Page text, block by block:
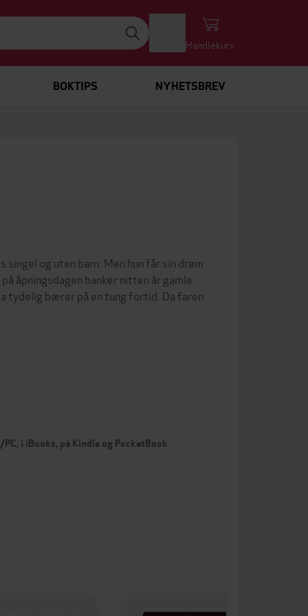
Handlekurv
BOKTIPS NYHETSBREV
og uten barn. Men hun får sin drøm
åpningsdagen banker nitten år gamle
tydelig bærer på en tung fortid. Da faren
i iBooks, på Kindle og PocketBook